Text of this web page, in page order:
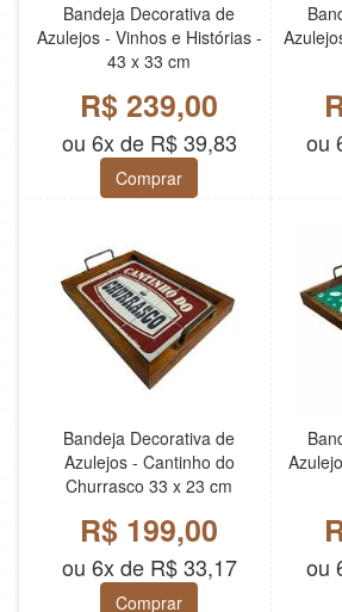
Bandeja Decorativa de
Azulejos - Vinhos e Histórias -
43 x 33 cm
R$ 239,00
ou 6x de R$ 39,83
Comprar
ou
Bandeja Decorativa de
Azulejos - Cantinho do
Churrasco 33 x 23 cm
R$ 199,00
ou 6x de R$ 33,17
Comprar
ou